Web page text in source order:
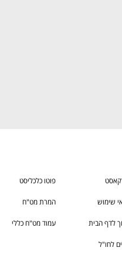
פוטו כלכליסט
שימוש המרת מט"ח
לדף הבית עמוד מט"ח כללי
לחו"ל